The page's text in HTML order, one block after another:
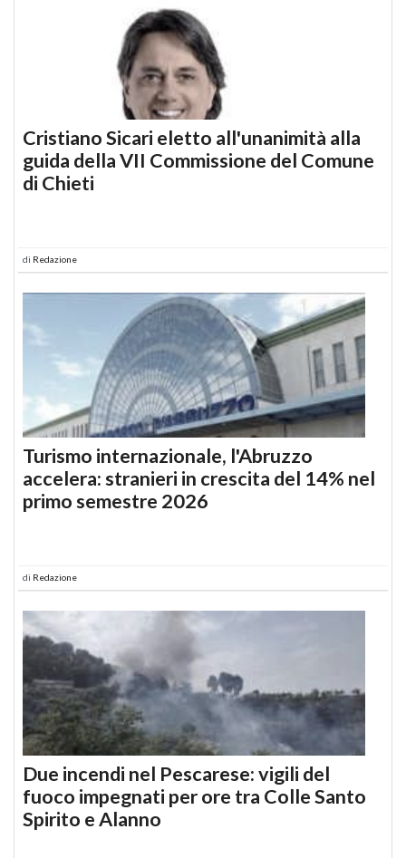
Cristiano Sicari eletto all'unanimità alla
guida della VII Commissione del Comune
di Chieti
di Redazione
Turismo internazionale, l'Abruzzo
accelera: stranieri in crescita del 14% nel
primo semestre 2026
di Redazione
Due incendi nel Pescarese: vigili del
fuoco impegnati per ore tra Colle Santo
Spirito e Alanno